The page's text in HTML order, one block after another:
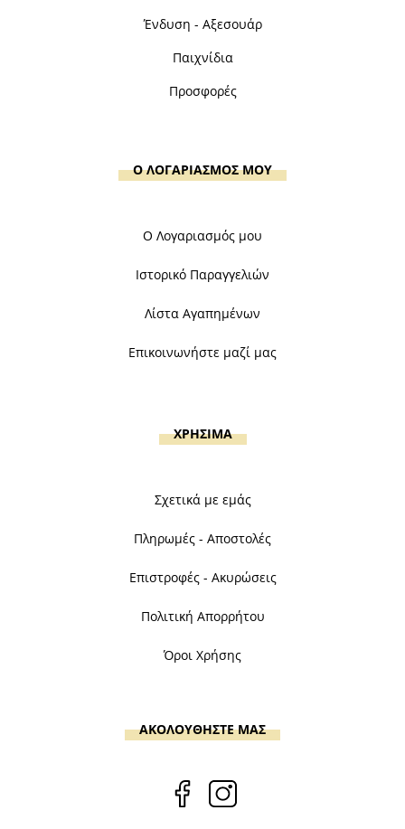
Ένδυση - Αξεσουάρ
Παιχνίδια
Προσφορές
Ο ΛΟΓΑΡΙΑΣΜΟΣ ΜΟΥ
Ο Λογαριασμός μου
Ιστορικό Παραγγελιών
Λίστα Αγαπημένων
Επικοινωνήστε μαζί μας
ΧΡΗΣΙΜΑ
Σχετικά με εμάς
Πληρωμές - Αποστολές
Επιστροφές - Ακυρώσεις
Πολιτική Απορρήτου
Όροι Χρήσης
ΑΚΟΛΟΥΘΗΣΤΕ ΜΑΣ